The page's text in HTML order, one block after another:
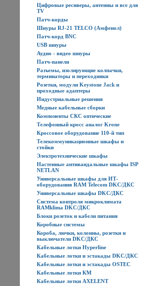
Цифровые ресиверы, антенны и все для
TV
Патч-корды
Шнуры RJ-21 TELCO (Амфенол)
Патч-корд BNC
USB шнуры
Аудио - видео шнуры
Патч-панели
Разъемы, изолирующие колпачки,
терминаторы и переходники
Розетки, модули Keystone Jack и
проходные адаптеры
Индустриальные решения
Медные кабельные сборки
Компоненты СКС оптические
Телефонный кросс аналог Krone
Кроссовое оборудование 110-й тип
Телекоммуникационные шкафы и
стойки
Электротехнические шкафы
Настенные антивандальные шкафы ISP
NETLAN
Универсальные шкафы для ИТ-
оборудования RAM Telecom DKC/ДКС
Универсальные шкафы DKC/ДКС
Система контроля микроклимата
RAMklima DKC/ДКС
Блоки розеток и кабели питания
Коробные системы
Короба, лючки, колонны, розетки и
выключатели DKC/ДКС
Кабельные лотки Hyperline
Кабельные лотки и эстакады DKC/ДКС
Кабельные лотки и эстакады OSTEC
Кабельные лотки КМ
Кабельные лотки AXELENT